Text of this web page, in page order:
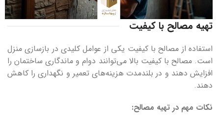
تهیه مصالح با کیفیت
استفاده از مصالح با کیفیت یکی از عوامل کلیدی در بازسازی منزل
است. مصالح با کیفیت بالا می‌توانند دوام و ماندگاری ساختمان را
افزایش دهند و در بلندمدت هزینه‌های تعمیر و نگهداری را کاهش
دهند.
نکات مهم در تهیه مصالح: